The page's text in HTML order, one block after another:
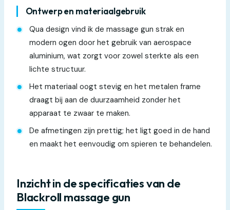
Ontwerp en materiaalgebruik
Qua design vind ik de massage gun strak en
modern ogen door het gebruik van aerospace
aluminium, wat zorgt voor zowel sterkte als een
lichte structuur.
Het materiaal oogt stevig en het metalen frame
draagt bij aan de duurzaamheid zonder het
apparaat te zwaar te maken.
De afmetingen zijn prettig; het ligt goed in de hand
en maakt het eenvoudig om spieren te behandelen.
Inzicht in de specificaties van de
Blackroll massage gun